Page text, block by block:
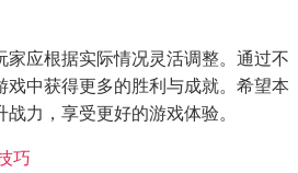
应根据实际情况灵活调整。通过不
中获得更多的胜利与成就。希望本
力，享受更好的游戏体验。
巧